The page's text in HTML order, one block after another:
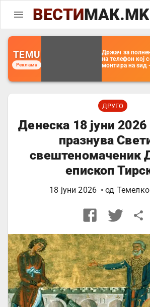
ВЕСТИМАК.MK
TEMU
Реклама
Држач за
на телефон кој
монтира на ѕид -
организатор за
далечински
управувач
ДРУГО
Денеска 18 јуни 2026
празнува
свештеномаченик
епископ
18 јуни 2026 • од